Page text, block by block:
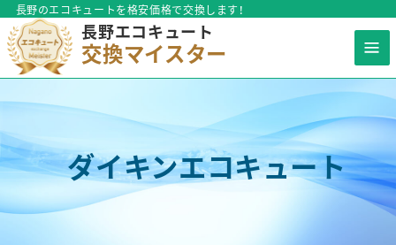
長野のエコキュートを格安価格で交換します！
長野エコキュート
交換マイスター
ダイキンエコキュート